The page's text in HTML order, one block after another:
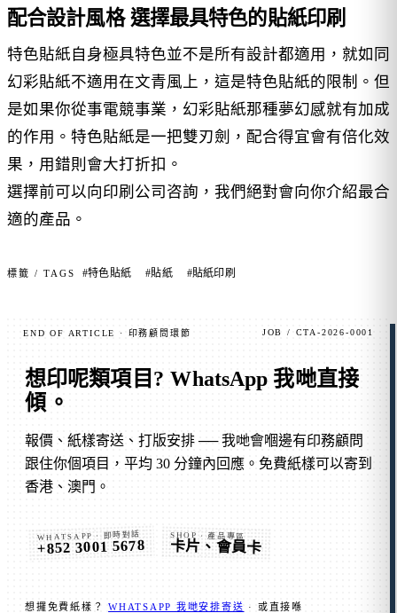
配合設計風格 選擇最具特色的貼紙印刷
特色貼紙自身極具特色並不是所有設計都適用，就如同
幻彩貼紙不適用在文青風上，這是特色貼紙的限制。但
是如果你從事電競事業，幻彩貼紙那種夢幻感就有加成
的作用。特色貼紙是一把雙刃劍，配合得宜會有倍化效
果，用錯則會大打折扣。
選擇前可以向印刷公司咨詢，我們絕對會向你介紹最合
適的產品。
標籤 / TAGS #特色貼紙 #貼紙 #貼紙印刷
END OF ARTICLE · 印務顧問環節 JOB / CTA-2026-0001
想印呢類項目? WhatsApp 我哋直接
傾 。
報價、紙樣寄送、打版安排 ── 我哋會嗰邊有印務顧問
跟住你個項目，平均 30 分鐘內回應。免費紙樣可以寄到
香港、澳門。
WHATSAPP · 即時對話
+852 3001 5678
SHOP · 產品專區
卡片、會員卡
想攞免費紙樣？WHATSAPP 我哋安排寄送 · 或直接喺